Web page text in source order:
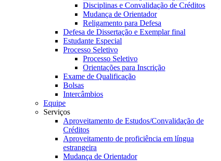
Disciplinas e Convalidação de Créditos
Mudança de Orientador
Religamento para Defesa
Defesa de Dissertação e Exemplar final
Estudante Especial
Processo Seletivo
Processo Seletivo
Orientações para Inscrição
Exame de Qualificação
Bolsas
Intercâmbios
Equipe
Serviços
Aproveitamento de Estudos/Convalidação de
Créditos
Aproveitamento de proficiência em língua
estrangeira
Mudança de Orientador